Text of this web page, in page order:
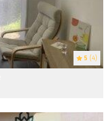
5 (4)